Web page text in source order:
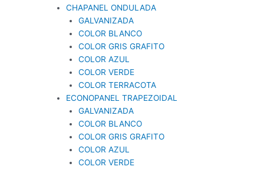
CHAPANEL ONDULADA
GALVANIZADA
COLOR BLANCO
COLOR GRIS GRAFITO
COLOR AZUL
COLOR VERDE
COLOR TERRACOTA
ECONOPANEL TRAPEZOIDAL
GALVANIZADA
COLOR BLANCO
COLOR GRIS GRAFITO
COLOR AZUL
COLOR VERDE